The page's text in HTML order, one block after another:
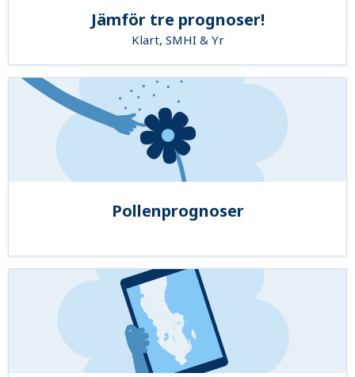
Jämför tre prognoser!
Klart, SMHI & Yr
Pollenprognoser